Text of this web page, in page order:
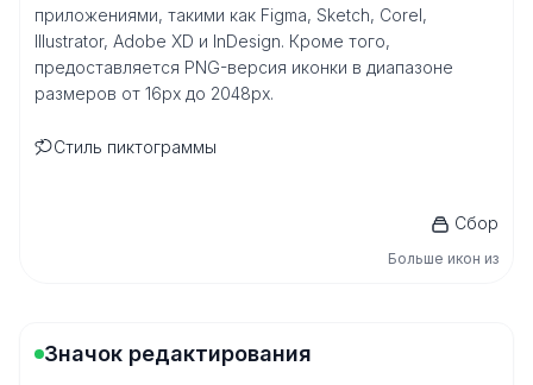
приложениями, такими как Figma, Sketch, Corel,
Illustrator, Adobe XD и InDesign. Кроме того,
предоставляется PNG-версия иконки в диапазоне
размеров от 16px до 2048px.
Стиль пиктограммы
Сбор
Больше икон из
Значок редактирования